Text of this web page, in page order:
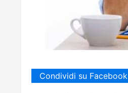
Condividi su Facebook